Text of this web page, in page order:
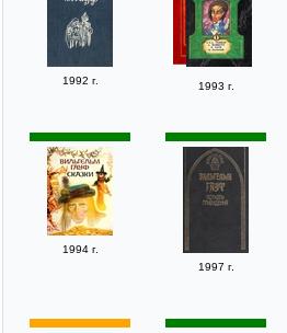
1992 г. 1993 г.
1994 г.
1997 г.